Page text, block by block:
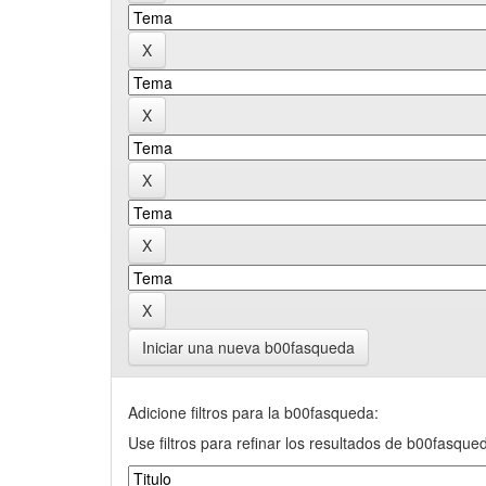
Iniciar una nueva b00fasqueda
Adicione filtros para la b00fasqueda:
Use filtros para refinar los resultados de